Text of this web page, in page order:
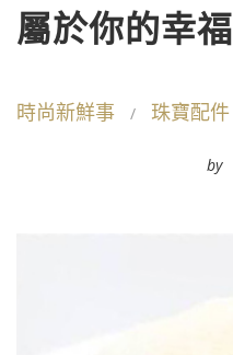
屬於你的幸福
時尚新鮮事 珠寶配件
by